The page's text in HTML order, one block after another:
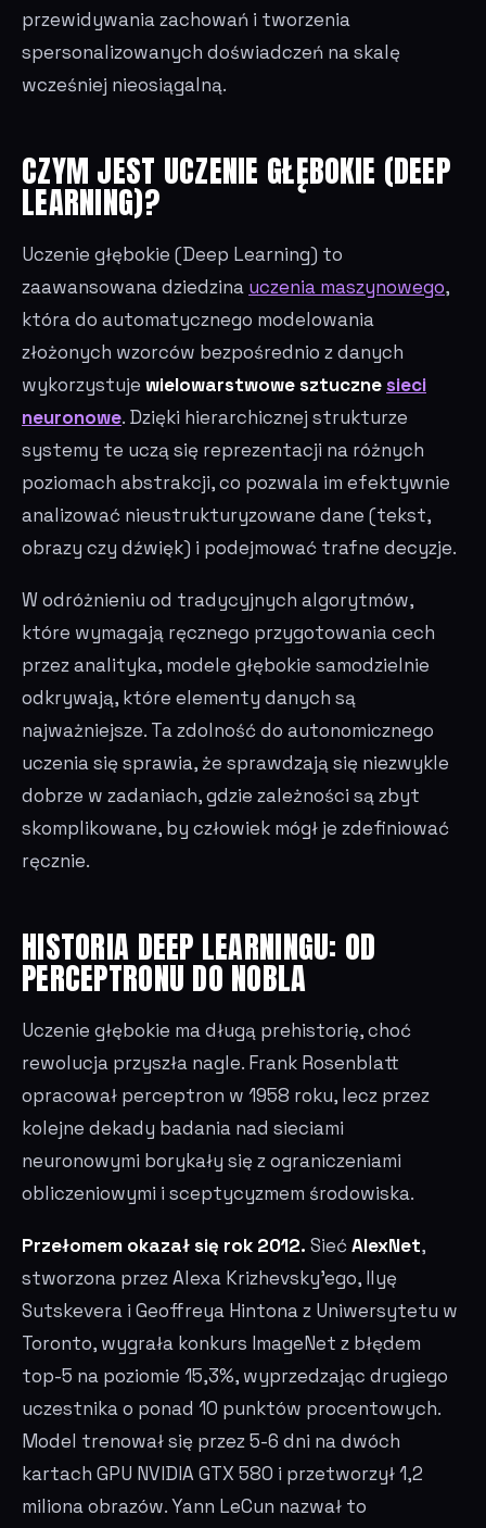
przewidywania zachowań i tworzenia
spersonalizowanych doświadczeń na skalę
wcześniej nieosiągalną.
CZYM JEST UCZENIE GŁĘBOKIE (DEEP
LEARNING)?
Uczenie głębokie (Deep Learning) to
zaawansowana dziedzina uczenia maszynowego,
która do automatycznego modelowania
złożonych wzorców bezpośrednio z danych
wykorzystuje wielowarstwowe sztucznesieci
neuronowe. Dzięki hierarchicznej strukturze
systemy te uczą się reprezentacji na różnych
poziomach abstrakcji, co pozwala im efektywnie
analizować nieustrukturyzowane dane (tekst,
obrazy czy dźwięk) i podejmować trafne decyzje.
W odróżnieniu od tradycyjnych algorytmów,
które wymagają ręcznego przygotowania cech
przez analityka, modele głębokie samodzielnie
odkrywają, które elementy danych są
najważniejsze. Ta zdolność do autonomicznego
uczenia się sprawia, że sprawdzają się niezwykle
dobrze w zadaniach, gdzie zależności są zbyt
skomplikowane, by człowiek mógł je zdefiniować
ręcznie.
HISTORIA DEEP LEARNINGU: OD
PERCEPTRONU DO NOBLA
Uczenie głębokie ma długą prehistorię, choć
rewolucja przyszła nagle. Frank Rosenblatt
opracował perceptron w 1958 roku, lecz przez
kolejne dekady badania nad sieciami
neuronowymi borykały się z ograniczeniami
obliczeniowymi i sceptycyzmem środowiska.
Przełomem okazał się rok 2012. SiećAlexNet,
stworzona przez Alexa Krizhevsky'ego, Ilyę
Sutskevera i Geoffreya Hintona z Uniwersytetu w
Toronto, wygrała konkurs ImageNet z błędem
top-5 na poziomie 15,3%, wyprzedzając drugiego
uczestnika o ponad 10 punktów procentowych.
Model trenował się przez 5-6 dni na dwóch
kartach GPU NVIDIA GTX 580 i przetworzył 1,2
miliona obrazów. Yann LeCun nazwał to